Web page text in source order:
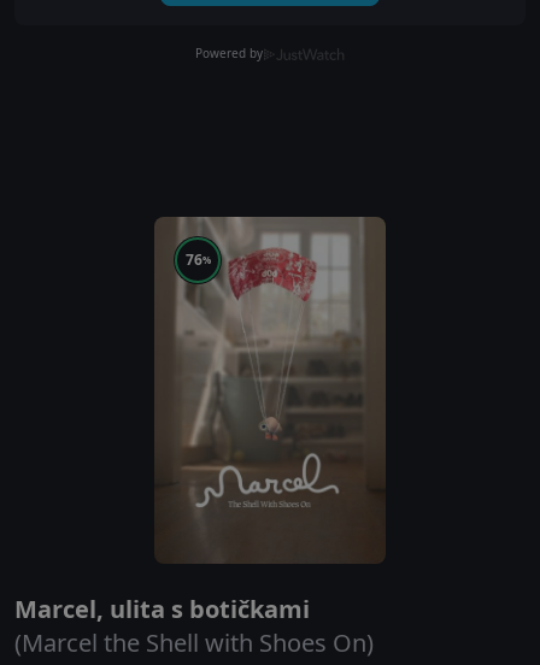
Powered by
76%
Marcel, ulita s botičkami
(Marcel the Shell with Shoes On)